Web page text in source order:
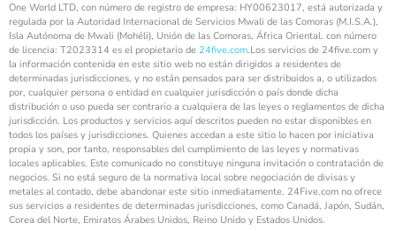
One World LTD, con número de registro de empresa: HY00623017, está autorizada y
regulada por la Autoridad Internacional de Servicios Mwali de las Comoras (M.I.S.A.),
Isla Autónoma de Mwali (Mohéli), Unión de las Comoras, África Oriental. con número
de licencia: T2023314 es el propietario de 24five.com.Los servicios de 24five.com y
la información contenida en este sitio web no están dirigidos a residentes de
determinadas jurisdicciones, y no están pensados para ser distribuidos a, o utilizados
por, cualquier persona o entidad en cualquier jurisdicción o país donde dicha
distribución o uso pueda ser contrario a cualquiera de las leyes o reglamentos de dicha
jurisdicción. Los productos y servicios aquí descritos pueden no estar disponibles en
todos los países y jurisdicciones. Quienes accedan a este sitio lo hacen por iniciativa
propia y son, por tanto, responsables del cumplimiento de las leyes y normativas
locales aplicables. Este comunicado no constituye ninguna invitación o contratación de
negocios. Si no está seguro de la normativa local sobre negociación de divisas y
metales al contado, debe abandonar este sitio inmediatamente. 24Five.com no ofrece
sus servicios a residentes de determinadas jurisdicciones, como Canadá, Japón, Sudán,
Corea del Norte, Emiratos Árabes Unidos, Reino Unido y Estados Unidos.